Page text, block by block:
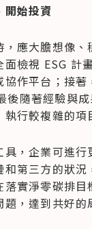
開始投資
應大膽想像、
檢視 ESG 計
作平台；接著
後隨著經驗與
行較複雜的項
，企業可進行
第三方的狀況
實淨零碳排目
，達到共好的